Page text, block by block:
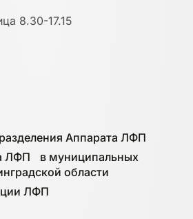
8.30-17.15
Аппарата ЛФП
ЛФП в муниципальных
области
ЛФП